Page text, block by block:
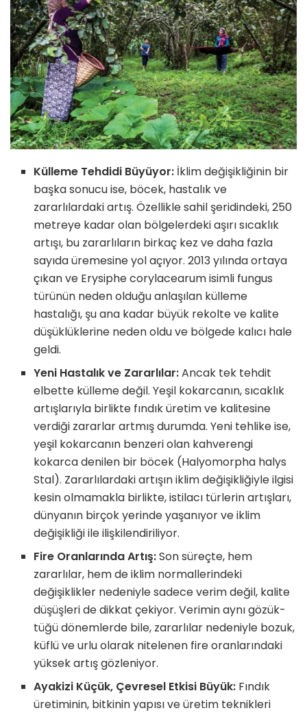
Külleme Tehdidi Büyüyor: İklim değişikliğinin bir
başka sonucu ise, böcek, hastalık ve
zararlılardaki artış. Özellikle sahil şeridindeki, 250
metreye kadar olan bölgelerdeki aşırı sıcaklık
artışı, bu zararlıların birkaç kez ve daha fazla
sayıda üremesine yol açıyor. 2013 yılında ortaya
çıkan ve Erysiphe corylacearum isimli fungus
türünün neden olduğu anlaşılan külleme
hastalığı, şu ana kadar büyük rekolte ve kalite
dü­şüklüklerine neden oldu ve bölgede kalıcı hale
geldi.
Yeni Hastalık ve Zararlılar:Ancak tek tehdit
elbette külle­me değil. Yeşil kokarcanın, sıcaklık
artışlarıyla birlikte fındık üretim ve kalitesine
verdiği zararlar artmış durumda. Yeni tehlike ise,
yeşil kokarcanın benzeri olan kahverengi
kokarca denilen bir böcek (Halyomorpha halys
Stal). Zararlılar­daki artışın iklim değişikliğiyle ilgisi
kesin olmamakla birlik­te, istilacı türlerin artışları,
dünyanın birçok yerinde yaşanı­yor ve iklim
değişikliği ile ilişkilendiriliyor.
Fire Oranlarında Artış:Son süreçte, hem
zararlılar, hem de iklim normallerindeki
değişiklikler nedeniyle sadece verim değil, kalite
düşüşleri de dikkat çekiyor. Verimin aynı gözük­
tüğü dönemlerde bile, zararlılar nedeniyle bozuk,
küflü ve urlu olarak nitelenen fire oranlarındaki
yüksek artış gözle­niyor.
Ayakizi Küçük, Çevresel Etkisi Büyük: Fındık
üretiminin, bitkinin yapısı ve üretim teknikleri